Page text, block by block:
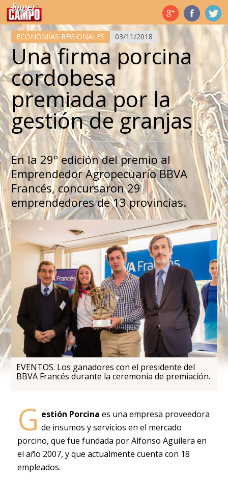
Temas de hoy
ECONOMÍAS REGIONALES 03/11/2018
Una firma porcina
cordobesa
premiada por la
gestión de granjas
En la 29º edición del premio al
Emprendedor Agropecuario BBVA
Francés, concursaron 29
emprendedores de 13 provincias.
EVENTOS. Los ganadores con el presidente del
BBVA Francés durante la ceremonia de premiación.
G estión Porcina es una empresa proveedora
de insumos y servicios en el mercado
porcino, que fue fundada por Alfonso Aguilera en
el año 2007, y que actualmente cuenta con 18
empleados.